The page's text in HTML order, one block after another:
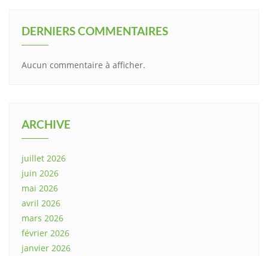
DERNIERS COMMENTAIRES
Aucun commentaire à afficher.
ARCHIVE
juillet 2026
juin 2026
mai 2026
avril 2026
mars 2026
février 2026
janvier 2026